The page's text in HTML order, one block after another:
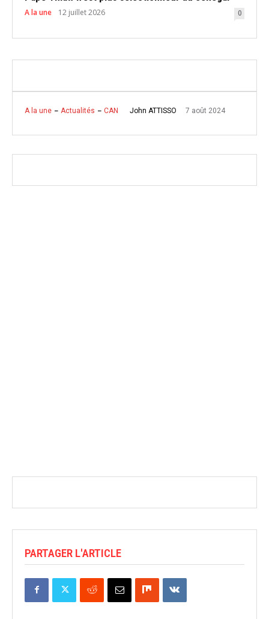
A la une 12 juillet 2026 0
A la une Actualités CAN John ATTISSO 7 août 2024
PARTAGER L'ARTICLE